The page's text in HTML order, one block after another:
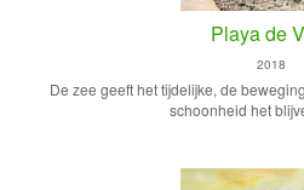
Playa de
2018
De zee geeft het tijdelijke, de
schoonheid het